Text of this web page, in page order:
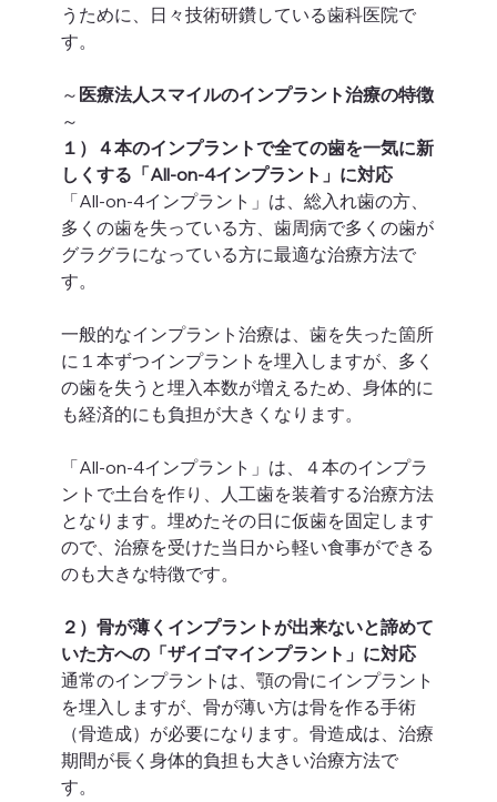
うために、日々技術研鑽している歯科医院で
す。
～ 医療法人スマイルのインプラント治療の特徴
～
１）４本のインプラントで全ての歯を一気に新
しくする「All-on-4インプラント」に対応
「All-on-4インプラント」は、総入れ歯の方、
多くの歯を失っている方、歯周病で多くの歯が
グラグラになっている方に最適な治療方法で
す。
一般的なインプラント治療は、歯を失った箇所
に１本ずつインプラントを埋入しますが、多く
の歯を失うと埋入本数が増えるため、身体的に
も経済的にも負担が大きくなります。
「All-on-4インプラント」は、４本のインプラ
ントで土台を作り、人工歯を装着する治療方法
となります。埋めたその日に仮歯を固定します
ので、治療を受けた当日から軽い食事ができる
のも大きな特徴です。
２）骨が薄くインプラントが出来ないと諦めて
いた方への「ザイゴマインプラント」に対応
通常のインプラントは、顎の骨にインプラント
を埋入しますが、骨が薄い方は骨を作る手術
（骨造成）が必要になります。骨造成は、治療
期間が長く身体的負担も大きい治療方法で
す。